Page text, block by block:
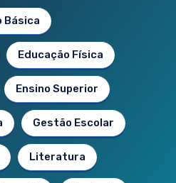
Básica
Educação Física
Ensino Superior
Gestão Escolar
Literatura